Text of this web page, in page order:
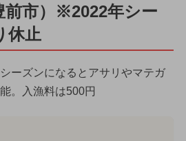
前市）※2022年シー
休止
ーズンになるとアサリやマテガ
。入漁料は500円